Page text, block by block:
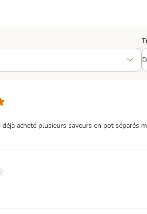
déjà acheté plusieurs saveurs en pot